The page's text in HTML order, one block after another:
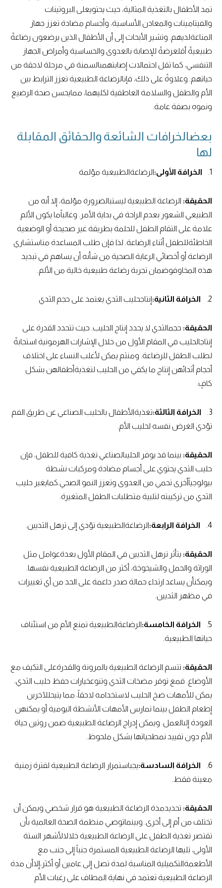
تمد الأطفال بالتغذية المثالية، حيث يحتويعلى البروتينات
والفيتامينات والمعادن الأساسية، وأجسام مضادة تعزز جهاز
المناعةلديهم. وتشير الأبحاث إلى أن الأطفال الذين يرضعون رضاعةً
طبيعيةً أقلعرضةً للإصابة بالعدوى والحساسية وأمراض الجهاز
التنفسي، كما تقل احتمالات إصابتهمبالسمنة في مرحلة لاحقة من
حياتهم. وعلاوةً على ذلك، فإنالرضاعة الطبيعية تعزز الترابط بين
الأم والطفل والسلامة العاطفية لكليهما، ممايحسن صحة الرضيع
ونموه بصفة عامة.
بعضالخرافات الشائعة والحقائق المقابلة
لها
1. الخرافة الأولى:الرضاعةالطبيعية مؤلمة
الحقيقة: الرضاعة الطبيعية ليستبالضرورة مؤلمة، إلا أنه من
الطبيعي الشعور بعدم الراحة في بداية الأمر. وغالباًما يكون الألم
علامة على التقام الطفل للحلمة بطريقة غير صحيحة أو الوضعية
الخاطئةللطفل أثناء الرضاعة. لذا فإن طلب المساعدة مناستشاري
الرضاعة أو أخصائي الرعاية الصحية من شأنه أن يساهم في تبديد
هذه المخاوفوضمان تجربة رضاعة طبيعية خالية من الألم.
2. الخرافة الثانية:إنتاجحليب الثدي يعتمد على حجم الثدي
الحقيقة: حجمالثدي لا يحدد إنتاج الحليب. حيث تتحدد القدرة على
إنتاجالحليب في المقام الأول من خلال الإشارات الهرمونية استجابةً
لطلب الطفل للرضاعة. ومنثم يمكن لأغلب النساء على اختلاف
أحجام أثدائهن إنتاج ما يكفي من الحليب لتغذيةأطفالهن بشكل
كافٍ.
3. الخرافة الثالثة:تغذيةالأطفال بالحليب الصناعي عن طريق الفم
تؤدي الغرض نفسه لحليب الأم.
الحقيقة: بينما قد يوفر الحليبالصناعي تغذية كافية للطفل، فإن
حليب الثدي يحتوي على أجسام مضادة ومركبات نشطة
بيولوجياًأخرى تحمي من العدوى وتعزز النمو الصحي.كمايغير حليب
الثدي من تركيبته لتلبية متطلبات الطفل المتغيرة.
4. الخرافة الرابعة:الرضاعةالطبيعية تؤدي إلى ترهل الثديين.
الحقيقة: يتأثر ترهل الثديين في المقام الأول بعدةعوامل مثل
الوراثة والحمل والشيخوخة، أكثر من الرضاعة الطبيعية نفسها.
ويمكنأن يساعد ارتداء حمالة صدر داعمة على الحد من أي تغييرات
في مظهر الثديين.
5. الخرافة الخامسة:الرضاعةالطبيعية تمنع الأم من استئناف
حياتها الطبيعية.
الحقيقة: تتسم الرضاعة الطبيعية بالمرونة والقدرةعلى التكيف مع
الأوضاع. فمع توفر مضخات الثدي وتنوعخيارات حفظ حليب الثدي،
يمكن للأمهات ضخ الحليب لاستخدامه لاحقاً، مما يتيحللآخرين
إطعام الطفل بينما تمارس الأمهات الأنشطة اليومية أو يمكنهن
العودة إلىالعمل. ويمكن إدراج الرضاعة الطبيعية ضمن روتين حياة
الأم دون تقييد نمطحياتها بشكل ملحوظ.
6. الخرافة السادسة:يجباستمرار الرضاعة الطبيعية لفترة زمنية
معينة فقط.
الحقيقة: تحديدمدة الرضاعة الطبيعية هو قرار شخصي ويمكن أن
تختلف من أم إلى أخرى. وبينماتوصي منظمة الصحة العالمية بأن
تقتصر تغذية الطفل على الرضاعة الطبيعية خلالالأشهر الستة
الأولى، تليها الرضاعة الطبيعية المستمرة جنباً إلى جنب مع
الأطعمةالتكميلية المناسبة لمدة تصل إلى عامين أو أكثر،إلاأن مدة
الرضاعة الطبيعية تعتمد في نهاية المطاف على رغبات الأم